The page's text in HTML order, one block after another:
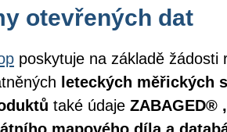
otevřených dat
poskytuje na základě žádosti
leteckých měřických
také údaje ZABAGED®